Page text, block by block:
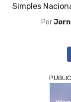
Simples
Por